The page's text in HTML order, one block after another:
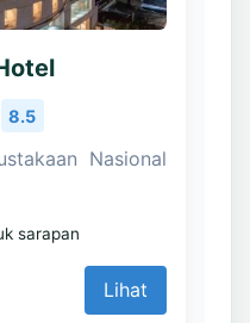
8.5
Nasional
sarapan
Lihat